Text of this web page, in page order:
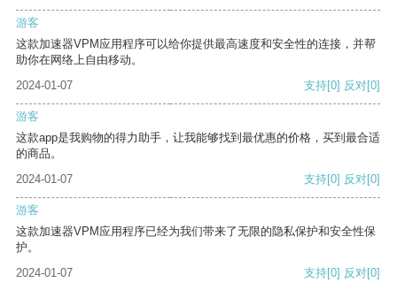
游客
这款加速器VPM应用程序可以给你提供最高速度和安全性的连接，并帮
助你在网络上自由移动。
2024-01-07
支持[0] 反对[0]
游客
这款app是我购物的得力助手，让我能够找到最优惠的价格，买到最合适
的商品。
2024-01-07
支持[0] 反对[0]
游客
这款加速器VPM应用程序已经为我们带来了无限的隐私保护和安全性保
护。
2024-01-07
支持[0] 反对[0]